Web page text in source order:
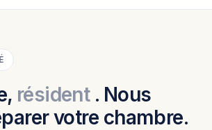
résident. Nous
votre chambre.